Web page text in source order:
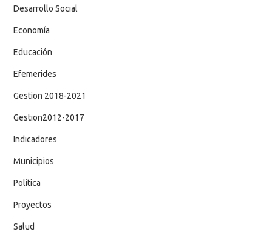
Desarrollo Social
Economía
Educación
Efemerides
Gestion 2018-2021
Gestion2012-2017
Indicadores
Municipios
Política
Proyectos
Salud